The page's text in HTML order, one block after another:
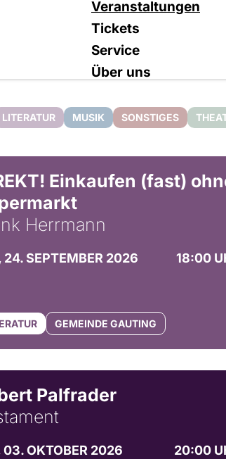
Veranstaltungen
Tickets
Service
Über uns
LITERATUR MUSIK SONSTIGES
Einkaufen (fast)
Herrmann
24. SEPTEMBER 2026 18:00
GEMEINDE GAUTING
Palfrader
03. OKTOBER 2026
20:00